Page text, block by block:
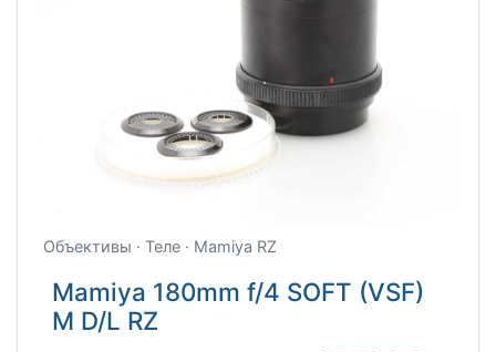
Объективы · Теле · Mamiya RZ
Mamiya 180mm f/4 SOFT (VSF)
M D/L RZ